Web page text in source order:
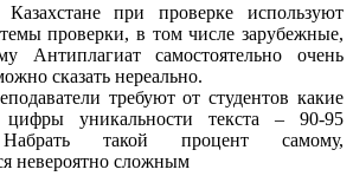
при проверке используют
проверки, в том числе зарубежные,
Антиплагиат самостоятельно очень
сказать нереально.
требуют от студентов какие
уникальности текста – 90-95
такой процент самому,
невероятно сложным